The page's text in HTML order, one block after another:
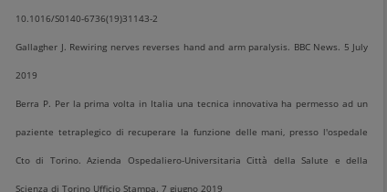
10.1016/S0140-6736(19)31143-2
Gallagher J. Rewiring nerves reverses hand and arm paralysis. BBC News. 5 July
2019
Berra P. Per la prima volta in Italia una tecnica innovativa ha permesso ad un
paziente tetraplegico di recuperare la funzione delle mani, presso l'ospedale
Cto di Torino. Azienda Ospedaliero-Universitaria Città della Salute e della
Scienza di Torino Ufficio Stampa. 7 giugno 2019